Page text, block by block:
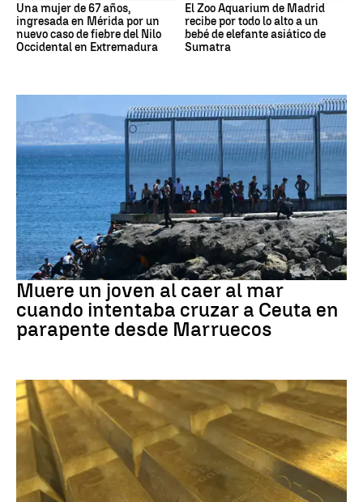
Una mujer de 67 años,
ingresada en Mérida por un
nuevo caso de fiebre del Nilo
Occidental en Extremadura
El Zoo Aquarium de Madrid
recibe por todo lo alto a un
bebé de elefante asiático de
Sumatra
Ceuta
Muere un joven al caer al mar
cuando intentaba cruzar a Ceuta en
parapente desde Marruecos